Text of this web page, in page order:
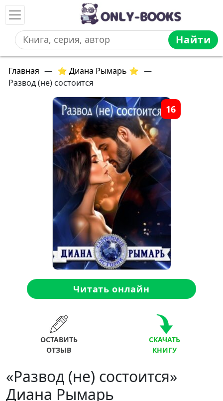
Найти
Главная — ⭐ Диана Рымарь ⭐ —
Развод (не) состоится
16
Читать онлайн
ОСТАВИТЬ
ОТЗЫВ
СКАЧАТЬ
КНИГУ
«Развод (не) состоится»
Диана Рымарь